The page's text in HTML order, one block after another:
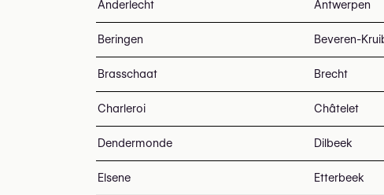
Anderlecht Antwerpen
Beringen Beveren-
Brasschaat Brecht
Charleroi Châtelet
Dendermonde Dilbeek
Elsene Etterbeek